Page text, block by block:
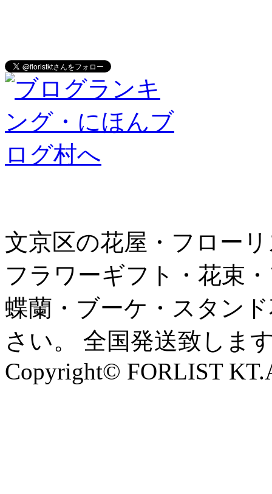
文京区の花屋・フロー
フラワーギフト・花束
蝶蘭・ブーケ・スタン
さい。 全国発送致しま
Copyright© FORLIST